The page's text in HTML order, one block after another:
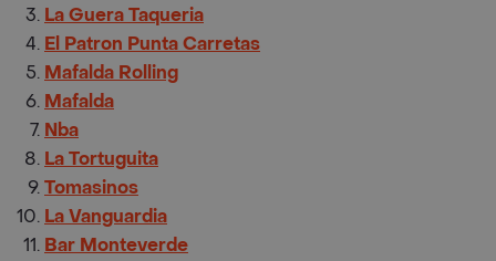
La Guera Taqueria
El Patron Punta Carretas
Mafalda Rolling
Mafalda
Nba
La Tortuguita
Tomasinos
La Vanguardia
Bar Monteverde